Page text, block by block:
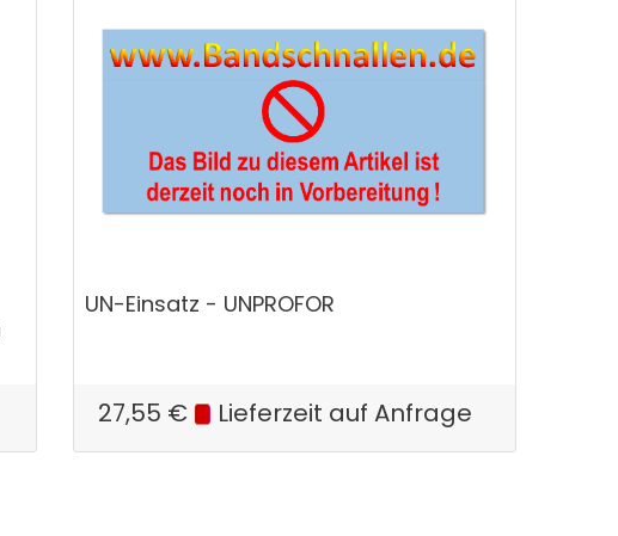
UN-Einsatz - UNPROFOR
27,55 € Lieferzeit auf Anfrage